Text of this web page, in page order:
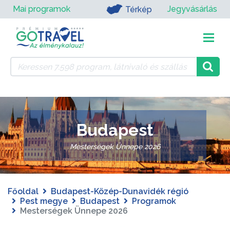
Mai programok Térkép Jegyvásárlás
Budapest
Mesterségek Ünnepe 2026
Főoldal
Budapest-Közép-Dunavidék régió
Pest megye
Budapest
Programok
Mesterségek Ünnepe 2026